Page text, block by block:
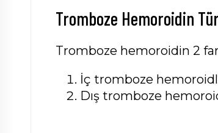
Tromboze Hemoroidin
Tromboze hemoroidin 2
İç tromboze
Dış tromboze